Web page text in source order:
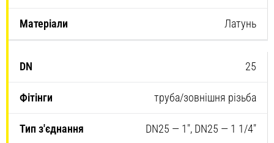
Латунь
25
труба/зовнішня різьба
DN25 — 1″, DN25 — 1 1/4″